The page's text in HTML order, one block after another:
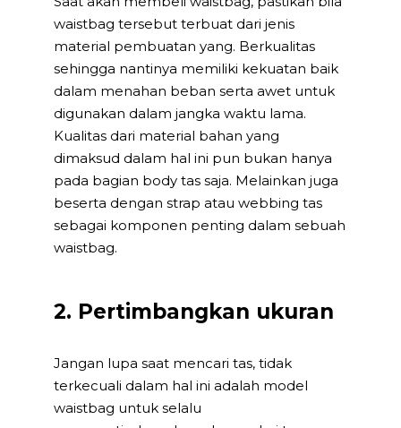
waistbag tersebut terbuat dari jenis
material pembuatan yang. Berkualitas
sehingga nantinya memiliki kekuatan baik
dalam menahan beban serta awet untuk
digunakan dalam jangka waktu lama.
Kualitas dari material bahan yang
dimaksud dalam hal ini pun bukan hanya
pada bagian body tas saja. Melainkan juga
beserta dengan strap atau webbing tas
sebagai komponen penting dalam sebuah
waistbag.
2. Pertimbangkan ukuran
Jangan lupa saat mencari tas, tidak
terkecuali dalam hal ini adalah model
waistbag untuk selalu